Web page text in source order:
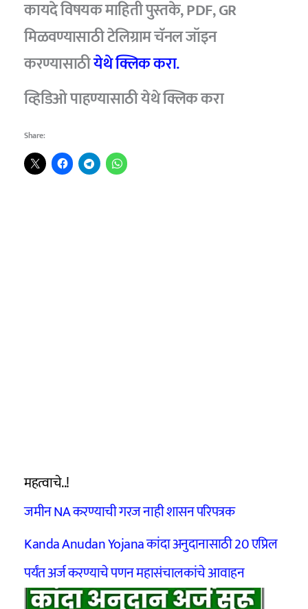
कायदे विषयक माहिती पुस्तके, PDF, GR
मिळवण्यासाठी टेलिग्राम चॅनल जॉइन
करण्यासाठीयेथे क्लिक करा.
व्हिडिओपाहण्यासाठीयेथे क्लिक करा
Share:
महत्वाचे..!
जमीन NA करण्याची गरज नाही शासन परिपत्रक
Kanda Anudan Yojana कांदा अनुदानासाठी 20 एप्रिल
पर्यंत अर्ज करण्याचे पणन महासंचालकांचे आवाहन